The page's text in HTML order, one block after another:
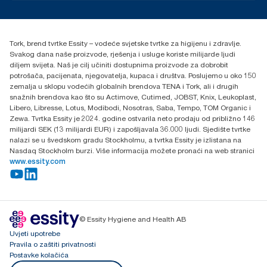
+385 913 900 004
H-1021 Budapest
Budakeszi út 51.
Tork, brend tvrtke Essity – vodeće svjetske tvrtke za higijenu i zdravlje.
Svakog dana naše proizvode, rješenja i usluge koriste milijarde ljudi
diljem svijeta. Naš je cilj učiniti dostupnima proizvode za dobrobit
potrošača, pacijenata, njegovatelja, kupaca i društva. Poslujemo u oko 150
zemalja u sklopu vodećih globalnih brendova TENA i Tork, ali i drugih
snažnih brendova kao što su Actimove, Cutimed, JOBST, Knix, Leukoplast,
Libero, Libresse, Lotus, Modibodi, Nosotras, Saba, Tempo, TOM Organic i
Zewa. Tvrtka Essity je 2024. godine ostvarila neto prodaju od približno 146
milijardi SEK (13 milijardi EUR) i zapošljavala 36.000 ljudi. Sjedište tvrtke
nalazi se u švedskom gradu Stockholmu, a tvrtka Essity je izlistana na
Nasdaq Stockholm burzi. Više informacija možete pronaći na web stranici
www.essity.com
© Essity Hygiene and Health AB
Uvjeti upotrebe
Pravila o zaštiti privatnosti
Postavke kolačića